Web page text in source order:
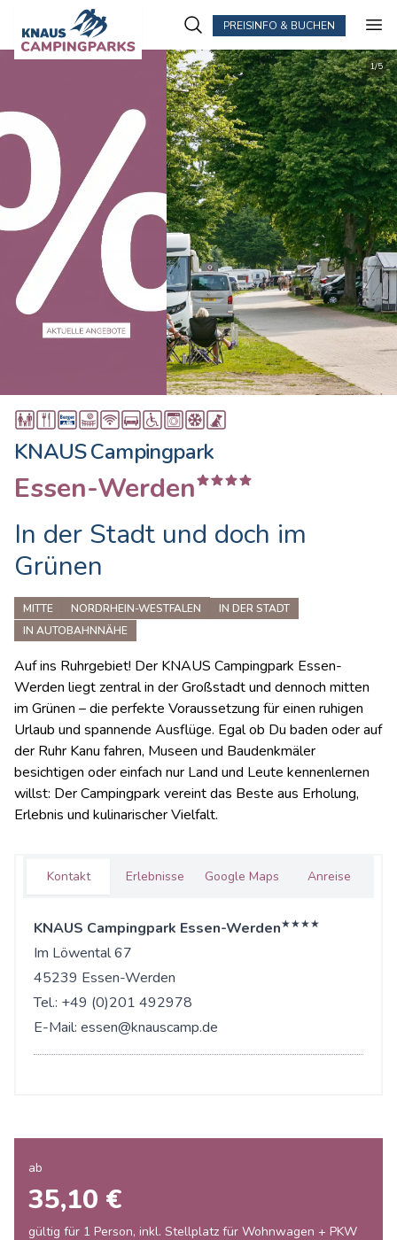
PREISINFO & BUCHEN
1/5
KNAUS Campingpark
Essen-Werden
In der Stadt und doch im
Grünen
MITTE NORDRHEIN-WESTFALEN
IN DER STADT
IN AUTOBAHNNÄHE
Auf ins Ruhrgebiet! Der KNAUS Campingpark Essen-
Werden liegt zentral in der Großstadt und dennoch mitten
im Grünen – die perfekte Voraussetzung für einen ruhigen
Urlaub und spannende Ausflüge. Egal ob Du baden oder auf
der Ruhr Kanu fahren, Museen und Baudenkmäler
besichtigen oder einfach nur Land und Leute kennenlernen
willst: Der Campingpark vereint das Beste aus Erholung,
Erlebnis und kulinarischer Vielfalt.
Kontakt Erlebnisse Google Maps Anreise
KNAUS Campingpark Essen-Werden★★★★
Im Löwental 67
45239 Essen-Werden
Tel.: +49 (0)201 492978
E-Mail: essen@knauscamp.de
ab
35,10 €
gültig für 1 Person, inkl. Stellplatz für Wohnwagen + PKW